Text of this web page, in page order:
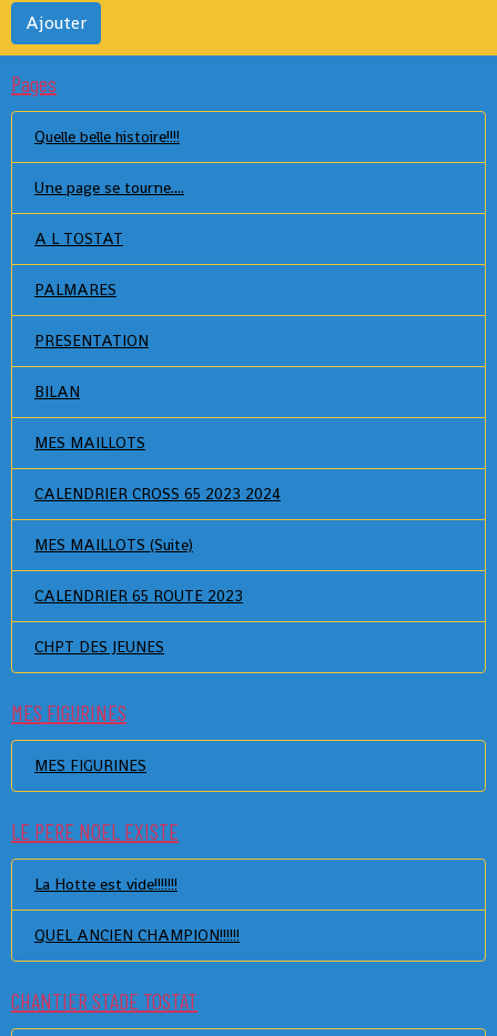
Ajouter
Pages
Quelle belle histoire!!!!
Une page se tourne....
A L TOSTAT
PALMARES
PRESENTATION
BILAN
MES MAILLOTS
CALENDRIER CROSS 65 2023 2024
MES MAILLOTS (Suite)
CALENDRIER 65 ROUTE 2023
CHPT DES JEUNES
MES FIGURINES
MES FIGURINES
LE PERE NOEL EXISTE
La Hotte est vide!!!!!!!
QUEL ANCIEN CHAMPION!!!!!!
CHANTIER STADE TOSTAT